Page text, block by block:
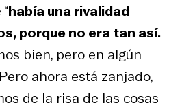
había una rivalidad
porque no era tan así.
bien, pero en algún
ahora está zanjado,
de la risa de las cosas